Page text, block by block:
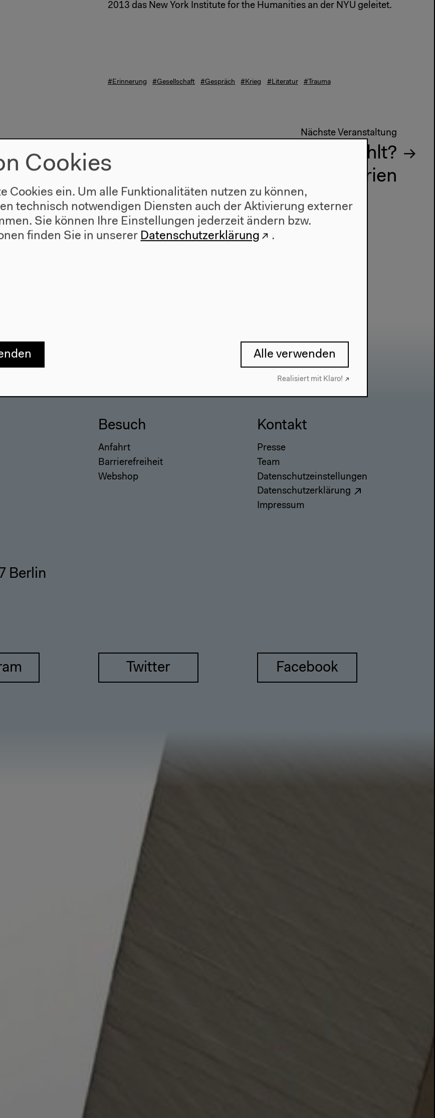
2013 das New York Institute for the Humanities an der NYU geleitet.
#Erinnerung #Gesellschaft #Gespräch #Krieg #Literatur #Trauma
Verstehens oder:
Nächste Veranstaltung
Wer erzählt?
Kriegstheater Syrien
Besuch
Anfahrt
Barrierefreiheit
Webshop
Kontakt
Presse
Team
Datenschutzeinstellungen
Datenschutzerklärung
Impressum
Berlin
Twitter Facebook
Cookies
Cookies ein. Um alle Funktionalitäten nutzen zu können,
technisch notwendigen Diensten auch der Aktivierung externer
Sie können Ihre Einstellungen jederzeit ändern bzw.
finden Sie in unserer Datenschutzerklärung .
Alle verwenden
Realisiert mit Klaro!